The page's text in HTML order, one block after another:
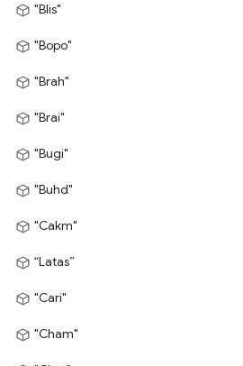
"Blis"
"Bopo"
"Brah"
"Brai"
"Bugi"
"Buhd"
"Cakm"
“Latas”
"Cari"
"Cham"